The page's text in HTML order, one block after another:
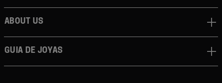
About us
Guia de joyas